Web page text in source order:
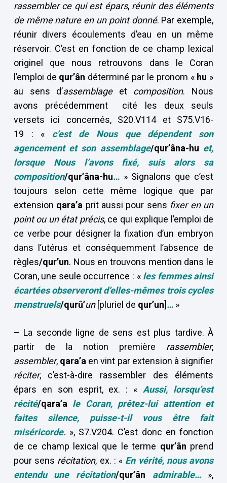
rassembler ce qui est épars, réunir des éléments
de même nature en un point donné. Par exemple,
réunir divers écoulements d’eau en un même
réservoir. C’est en fonction de ce champ lexical
originel que nous retrouvons dans le Coran
l’emploi de qur’ân déterminé par le pronom « hu »
au sens d’assemblageet composition. Nous
avons précédemment cité les deux seuls
versets ici concernés, S20.V114 et S75.V16-
19 : « c’est de Nous que dépendent son
agencement et son assemblage/qur’âna-hu et,
lorsque Nous l’avons fixé,
suis alors sa
composition/qur’âna-hu… » Signalons que c’est
toujours selon cette même logique que par
extension qara’a prit aussi pour sens fixer en un
point ou un état précis, ce qui explique l’emploi de
ce verbe pour désigner la fixation d’un embryon
dans l’utérus et conséquemment l’absence de
règles/qur’un. Nous en trouvons mention dans le
Coran, une seule occurrence : « les femmes ainsi
écartées observeront d’elles-mêmes trois cycles
menstruels/qurû’un[pluriel de qur’un]… »
– La seconde ligne de sens est plus tardive. À
partir de la notion première rassembler,
assembler, qara’a en vint par extension à signifier
réciter, c’est-à-dire rassembler des éléments
épars en son esprit, ex. : « Aussi, lorsqu’est
récité/qara’a le Coran, prêtez-lui attention et
faites silence, puisse-t-il vous être fait
miséricorde.», S7.V204. C’est donc en fonction
de ce champ lexical que le terme qur’ân prend
pour sens récitation, ex. : « En vérité, nous avons
entendu une récitation/qur’ân admirable…
»,